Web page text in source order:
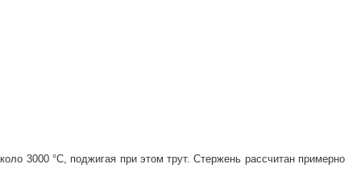
3000 °C, поджигая при этом трут. Стержень рассчитан примерно